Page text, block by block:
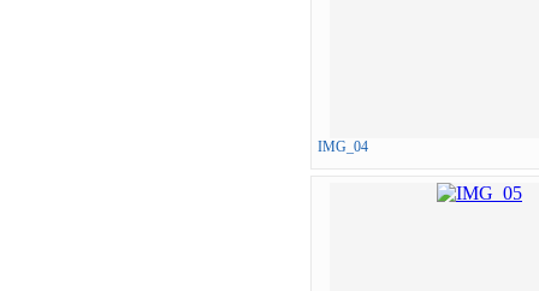
IMG_04